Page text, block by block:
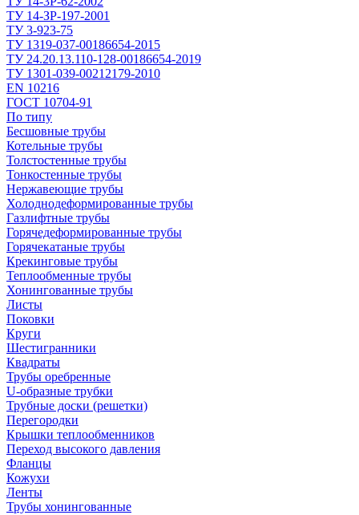
ТУ 14-ЗР-197-2001
ТУ 3-923-75
ТУ 1319-037-00186654-2015
ТУ 24.20.13.110-128-00186654-2019
ТУ 1301-039-00212179-2010
EN 10216
ГОСТ 10704-91
По типу
Бесшовные трубы
Котельные трубы
Толстостенные трубы
Тонкостенные трубы
Нержавеющие трубы
Холоднодеформированные трубы
Газлифтные трубы
Горячедеформированные трубы
Горячекатаные трубы
Крекинговые трубы
Теплообменные трубы
Хонингованные трубы
Листы
Поковки
Круги
Шестигранники
Квадраты
Трубы оребренные
U-образные трубки
Трубные доски (решетки)
Перегородки
Крышки теплообменников
Переход высокого давления
Фланцы
Кожухи
Ленты
Трубы хонингованные